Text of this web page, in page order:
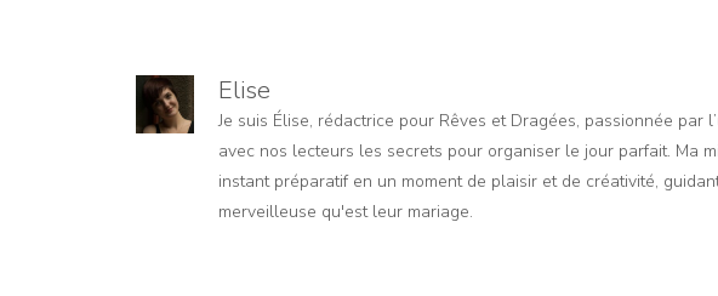
Elise
Je suis Élise, rédactrice pour Rêves et Dragées, passionnée par
avec nos lecteurs les secrets pour organiser le jour parfait. Ma
instant préparatif en un moment de plaisir et de créativité,
merveilleuse qu'est leur mariage.